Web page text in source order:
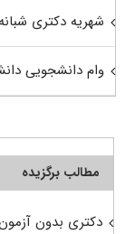
شهریه دکتری
وام دانشجویی
مطالب برگزیده
دکتری بدون آزمون